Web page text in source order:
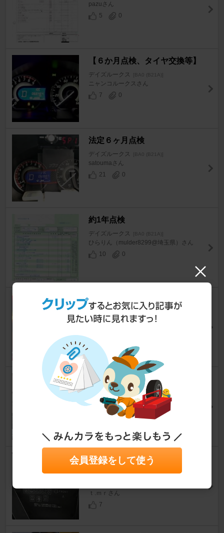
pazuさん
5
0
【６か月点検、タイヤ交換等】
デイズルークス [BA0 (B21A)]
ニャンコルークスさん
7
0
法定６ヶ月点検
デイズルークス [BA0 (B21A)]
satoumaさん
21
0
約1年点検
デイズルークス [BA0 (B21A)]
ひらりん（mulder8299@埼玉県）さん
10
0
ピットサイン『スパナマーク』
消去方法
デイズルークス
29
アラウンドビューモニターをナ
ビ画面で
デイズルークス [BA0 (B21A)]
トダ竜さん
エアコンよお願いだから治って
ｔ.ｍｒさん
7
会員登録をして使う